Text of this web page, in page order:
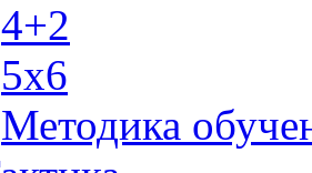
4+2
5x6
Методика